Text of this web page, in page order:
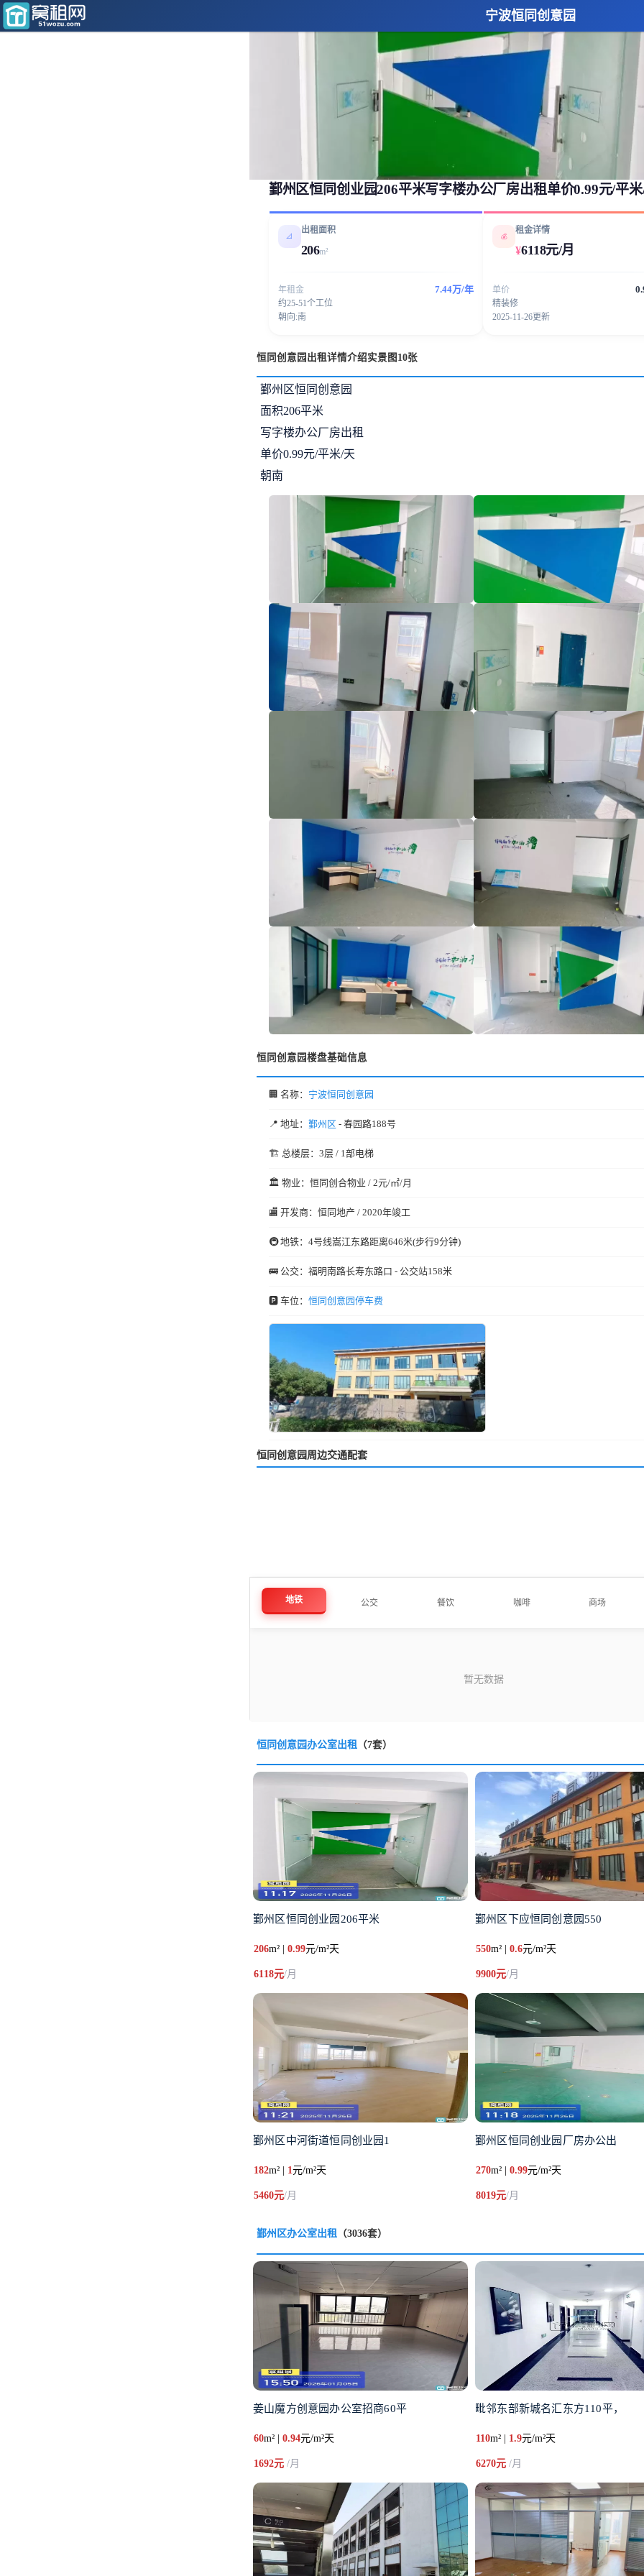
宁波恒同创意园
鄞州区恒同创业园206平米写字楼办公厂房出租单价0.99元/平
📐
出租面积
206m²
年租金 7.44万/年
约25-51个工位
朝向:南
💰
租金详情
¥6118元/月
单价
精装修
2025-11-26更新
恒同创意园出租详情介绍实景图10张
鄞州区恒同创意园
面积206平米
写字楼办公厂房出租
单价0.99元/平米/天
朝南
恒同创意园楼盘基础信息
🏢 名称： 宁波恒同创意园
📍 地址： 鄞州区 - 春园路188号
🏗️ 总楼层：3层 / 1部电梯
🏛️ 物业：恒同创合物业 / 2元/㎡/月
🏬 开发商：恒同地产 / 2020年竣工
🚇 地铁：4号线嵩江东路距离646米(步行9分钟)
🚌 公交：福明南路长寿东路口 - 公交站158米
🅿️ 车位： 恒同创意园停车费
恒同创意园周边交通配套
地铁 公交 餐饮 咖啡 商场
恒同创意园办公室出租 （7套）
鄞州区恒同创业园206平米
206m² | 0.99元/m²天
6118元/月
鄞州区下应恒同创意园550
550m² | 0.6元/m²天
9900元/月
鄞州区中河街道恒同创业园1
182m² | 1元/m²天
5460元/月
鄞州区恒同创业园厂房办公出
270m² | 0.99元/m²天
8019元/月
鄞州区办公室出租 （3036套）
姜山魔方创意园办公室招商60平
60m² | 0.94元/m²天
1692元 /月
毗邻东部新城名汇东方110平，
110m² | 1.9元/m²天
6270元 /月